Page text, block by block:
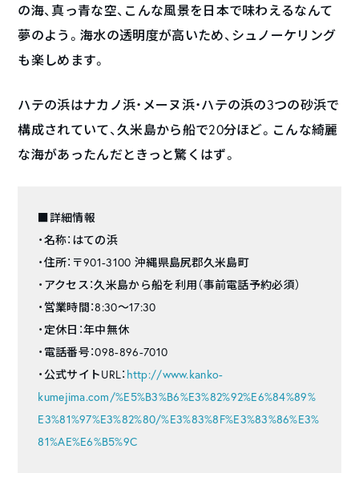
の海、真っ青な空、こんな風景を日本で味わえるなんて
夢のよう。海水の透明度が高いため、シュノーケリング
も楽しめます。
ハテの浜はナカノ浜・メーヌ浜・ハテの浜の3つの砂浜で
構成されていて、久米島から船で20分ほど。こんな綺麗
な海があったんだときっと驚くはず。
■詳細情報
・名称：はての浜
・住所：〒901-3100 沖縄県島尻郡久米島町
・アクセス：久米島から船を利用（事前電話予約必須）
・営業時間：8:30〜17:30
・定休日：年中無休
・電話番号：098-896-7010
・公式サイトURL： http://www.kanko-
kumejima.com/%E5%B3%B6%E3%82%92%E6%84%89%
E3%81%97%E3%82%80/%E3%83%8F%E3%83%86%E3%
81%AE%E6%B5%9C